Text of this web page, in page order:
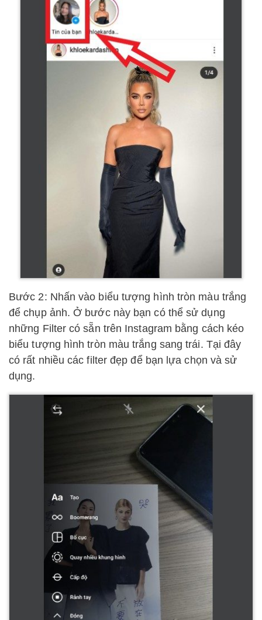
Bước 2: Nhấn vào biểu tượng hình tròn màu trắng
để chụp ảnh. Ở bước này bạn có thể sử dụng
những Filter có sẵn trên Instagram bằng cách kéo
biểu tượng hình tròn màu trắng sang trái. Tại đây
có rất nhiều các filter đẹp để bạn lựa chọn và sử
dụng.